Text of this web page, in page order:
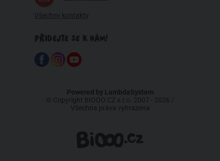
Všechny kontakty
PŘIDEJTE SE K NÁM!
Powered by LambdaSystem
© Copyright BIOOO.CZ s.r.o. 2007 - 2026 /
Všechna práva vyhrazena